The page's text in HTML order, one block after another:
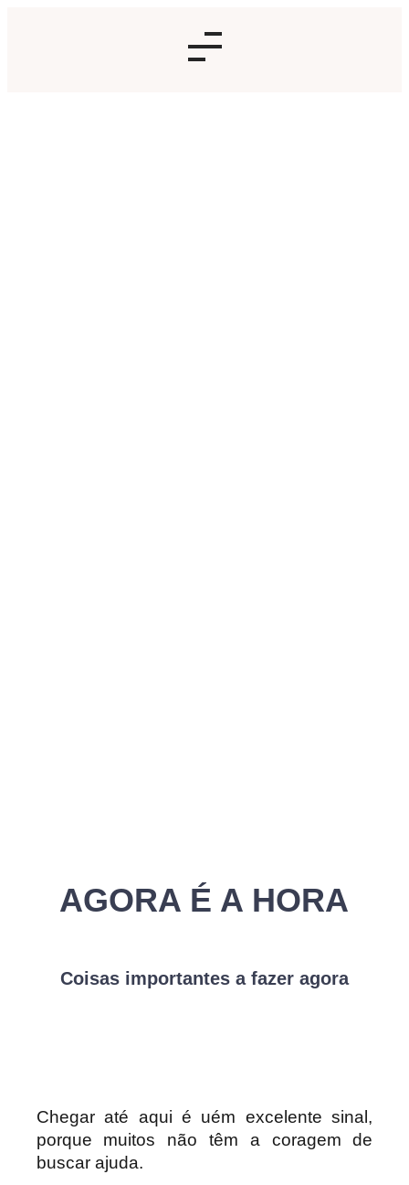
AGORA É A HORA
Coisas importantes a fazer agora
Chegar até aqui é uém excelente sinal,
porque muitos não têm a coragem de
buscar ajuda.